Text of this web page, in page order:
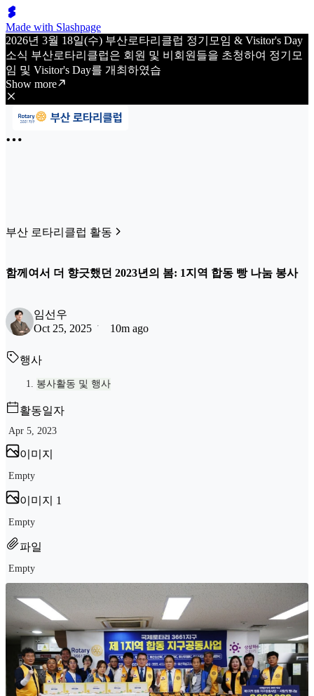
Made with Slashpage
2026년 3월 18일(수) 부산로타리클럽 정기모임 & Visitor's Day
소식 부산로타리클럽은 회원 및 비회원들을 초청하여 정기모
임 및 Visitor's Day를 개최하였습
Show more
부산 로타리클럽 활동
함께여서 더 향긋했던 2023년의 봄: 1지역 합동 빵 나눔 봉사
임선우
Oct 25, 2025
10m ago
행사
봉사활동 및 행사
활동일자
Apr 5, 2023
이미지
Empty
이미지 1
Empty
파일
Empty